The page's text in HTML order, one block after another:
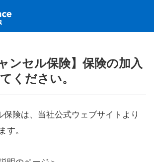
ンセル保険】保険の加入
ください。
保険は、当社公式ウェブサイトより
す。